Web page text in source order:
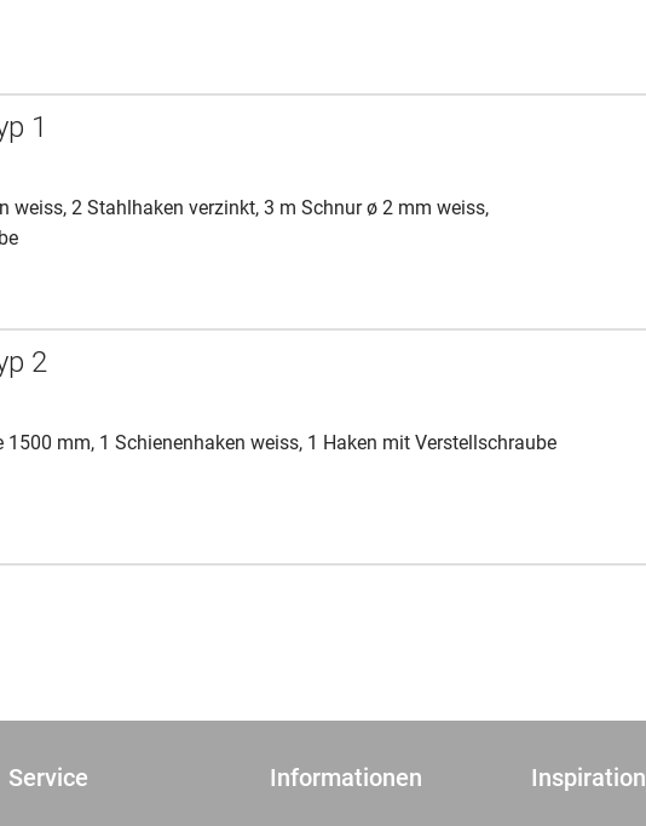
1
weiss, 2 Stahlhaken verzinkt, 3 m Schnur ø 2 mm weiss,
2
1500 mm, 1 Schienenhaken weiss, 1 Haken mit Verstellschraube
Service Informationen Inspiration